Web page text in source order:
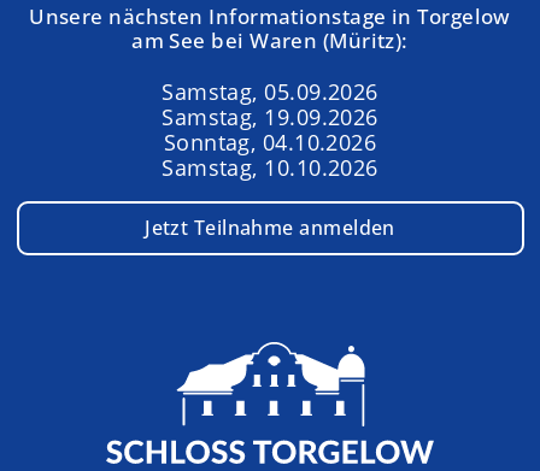
Unsere nächsten Informationstage in Torgelow
am See bei Waren (Müritz):
Samstag, 05.09.2026
Samstag, 19.09.2026
Sonntag, 04.10.2026
Samstag, 10.10.2026
Jetzt Teilnahme anmelden